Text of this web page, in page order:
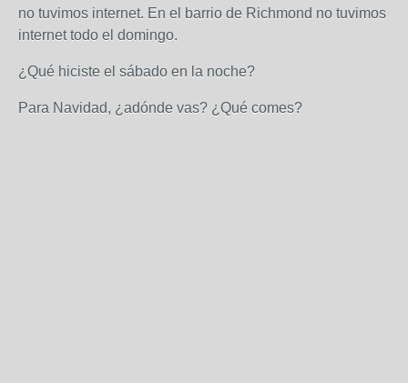
no tuvimos internet. En el barrio de Richmond no tuvimos
internet todo el domingo.
¿Qué hiciste el sábado en la noche?
Para Navidad, ¿adónde vas? ¿Qué comes?